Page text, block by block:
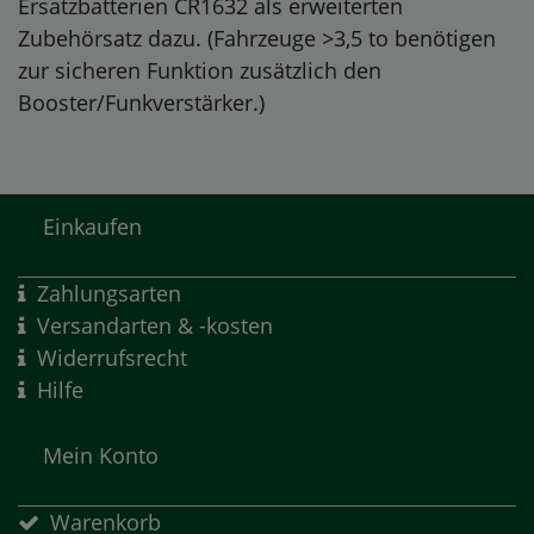
Ersatzbatterien CR1632 als erweiterten
Zubehörsatz dazu. (Fahrzeuge >3,5 to benötigen
zur sicheren Funktion zusätzlich den
Booster/Funkverstärker.)
Einkaufen
Zahlungsarten
Versandarten & -kosten
Widerrufsrecht
Hilfe
Mein Konto
Warenkorb